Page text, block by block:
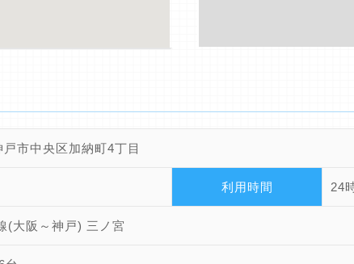
市中央区加納町4丁目
利用時間 24
(大阪～神戸) 三ノ宮